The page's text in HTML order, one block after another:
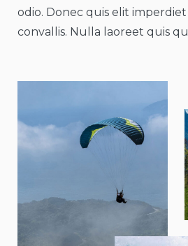
odio. Donec quis elit
convallis. Nulla laoreet quis